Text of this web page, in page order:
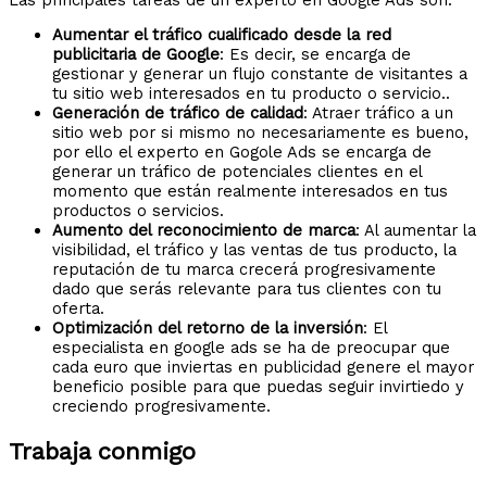
Aumentar el tráfico cualificado desde la red
publicitaria de Google: Es decir, se encarga de
gestionar y generar un flujo constante de visitantes a
tu sitio web interesados en tu producto o servicio..
Generación de tráfico de calidad: Atraer tráfico a un
sitio web por si mismo no necesariamente es bueno,
por ello el experto en Gogole Ads se encarga de
generar un tráfico de potenciales clientes en el
momento que están realmente interesados en tus
productos o servicios.
Aumento del reconocimiento de marca: Al aumentar la
visibilidad, el tráfico y las ventas de tus producto, la
reputación de tu marca crecerá progresivamente
dado que serás relevante para tus clientes con tu
oferta.
Optimización del retorno de la inversión: El
especialista en google ads se ha de preocupar que
cada euro que inviertas en publicidad genere el mayor
beneficio posible para que puedas seguir invirtiedo y
creciendo progresivamente.
Trabaja conmigo